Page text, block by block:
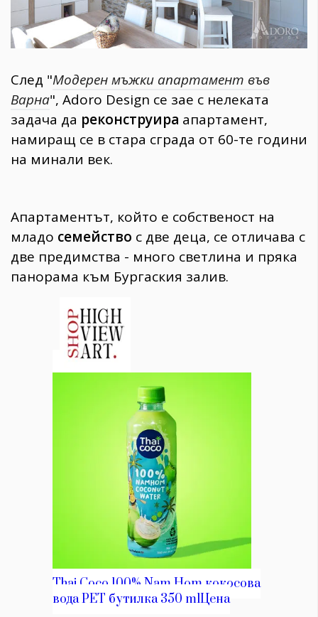
Здраве 389
Gentlemen
382
Wellness
1817
След "Модерен мъжки апартамент във
Варна", Adoro Design се зае с нелеката
задача да реконструира апартамент,
намиращ се в стара сграда от 60-те години
на минали век.
Апартаментът, който е собственост на
младо семейство с две деца, се отличава с
две предимства - много светлина и пряка
панорама към Бургаския залив.